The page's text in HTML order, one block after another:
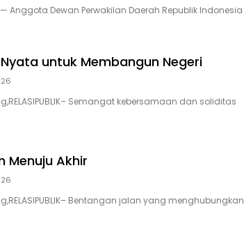
Anggota Dewan Perwakilan Daerah Republik Indonesia
untuk Membangun Negeri
Semangat kebersamaan dan soliditas
Menuju Akhir
Bentangan jalan yang menghubungkan